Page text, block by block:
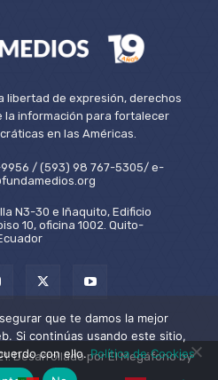
libertad de expresión, derechos
la información para fortalecer
en las Américas.
/ (593) 98 767-5305/ e-
N3-30 e Iñaquito, Edificio
10, oficina 1002. Quito-
Desarrollado por El Megáfono by
que te damos la mejor
Si continúas usando este sitio,
con ello.Política de Cookies